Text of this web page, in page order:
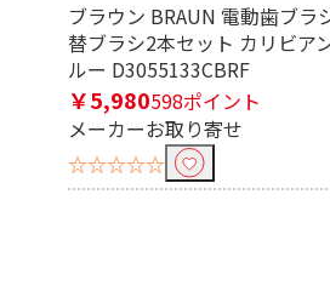
ブラウン BRAUN 電動歯ブラ
替ブラシ2本セット カリビア
ルー D3055133CBRF
￥5,980598ポイント
メーカーお取り寄せ
☆☆☆☆☆